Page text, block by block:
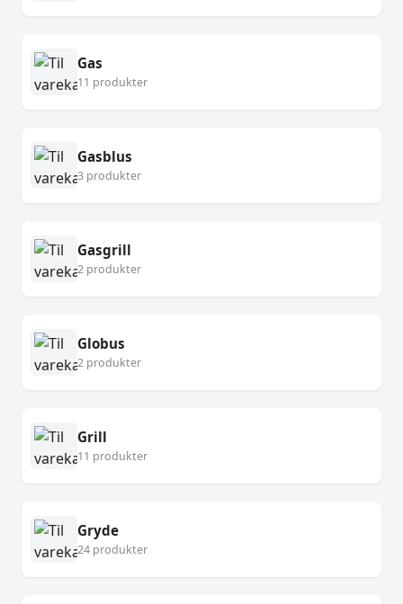
Gas
11 produkter
Gasblus
3 produkter
Gasgrill
2 produkter
Globus
2 produkter
Grill
11 produkter
Gryde
24 produkter